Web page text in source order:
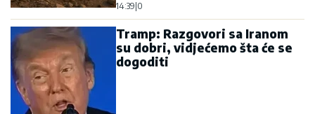
14:39 0
Tramp: Razgovori sa Iranom
su dobri, vidjećemo šta će se
dogoditi